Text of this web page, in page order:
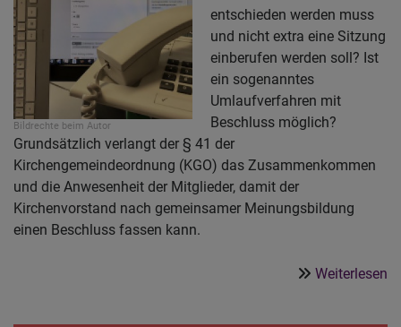
Bildrechte beim Autor
entschieden werden muss
und nicht extra eine Sitzung
einberufen werden soll? Ist
ein sogenanntes
Umlaufverfahren mit
Beschluss möglich?
Grundsätzlich verlangt der § 41 der
Kirchengemeindeordnung (KGO) das Zusammenkommen
und die Anwesenheit der Mitglieder, damit der
Kirchenvorstand nach gemeinsamer Meinungsbildung
einen Beschluss fassen kann.
Weiterlesen